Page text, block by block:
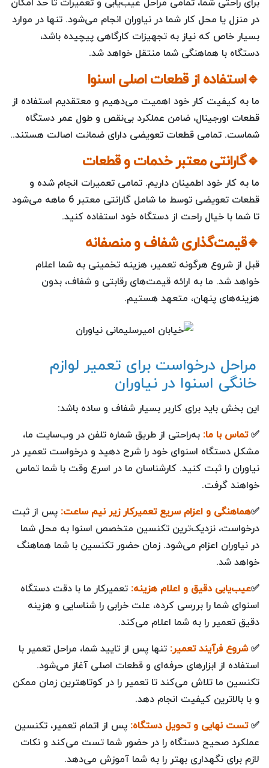
در منزل یا محل کار شما در نیاوران انجام می‌شود. تنها در موارد
بسیار خاص که نیاز به تجهیزات کارگاهی پیچیده باشد،
دستگاه با هماهنگی شما منتقل خواهد شد.
🔹استفاده از قطعات اصلی اسنوا
ما به کیفیت کار خود اهمیت می‌دهیم و معتقدیم استفاده از
قطعات اورجینال، ضامن عملکرد بی‌نقص و طول عمر دستگاه
شماست. تمامی قطعات تعویضی دارای ضمانت اصالت هستند..
🔹گارانتی معتبر خدمات و قطعات
ما به کار خود اطمینان داریم. تمامی تعمیرات انجام شده و
قطعات تعویضی توسط ما شامل گارانتی معتبر 6 ماهه می‌شود
تا شما با خیال راحت از دستگاه خود استفاده کنید.
🔹قیمت‌گذاری شفاف و منصفانه
قبل از شروع هرگونه تعمیر، هزینه تخمینی به شما اعلام
خواهد شد. ما به ارائه قیمت‌های رقابتی و شفاف، بدون
هزینه‌های پنهان، متعهد هستیم.
مراحل درخواست برای تعمیر لوازم
خانگی اسنوا در نیاوران
این بخش باید برای کاربر بسیار شفاف و ساده باشد:
✅تماس با ما: به‌راحتی از طریق شماره تلفن‌ در وب‌سایت ما،
مشکل دستگاه اسنوای خود را شرح دهید و درخواست تعمیر در
نیاوران را ثبت کنید. کارشناسان ما در اسرع وقت با شما تماس
خواهند گرفت.
✅هماهنگی و اعزام سریع تعمیرکار زیر نیم ساعت: پس از ثبت
درخواست، نزدیک‌ترین تکنسین متخصص اسنوا به محل شما
در نیاوران اعزام می‌شود. زمان حضور تکنسین با شما هماهنگ
خواهد شد.
✅عیب‌یابی دقیق و اعلام هزینه: تعمیرکار ما با دقت دستگاه
اسنوای شما را بررسی کرده، علت خرابی را شناسایی و هزینه
دقیق تعمیر را به شما اعلام می‌کند.
✅شروع فرآیند تعمیر: تنها پس از تایید شما، مراحل تعمیر با
استفاده از ابزارهای حرفه‌ای و قطعات اصلی آغاز می‌شود.
تکنسین ما تلاش می‌کند تا تعمیر را در کوتاهترین زمان ممکن
و با بالاترین کیفیت انجام دهد.
✅تست نهایی و تحویل دستگاه: پس از اتمام تعمیر، تکنسین
عملکرد صحیح دستگاه را در حضور شما تست می‌کند و نکات
لازم برای نگهداری بهتر را به شما آموزش می‌دهد.